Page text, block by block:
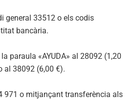
general 33512 o els codis
bancària.
paraula «AYUDA» al 28092 (1,20
al 38092 (6,00 €).
971 o mitjançant transferència als